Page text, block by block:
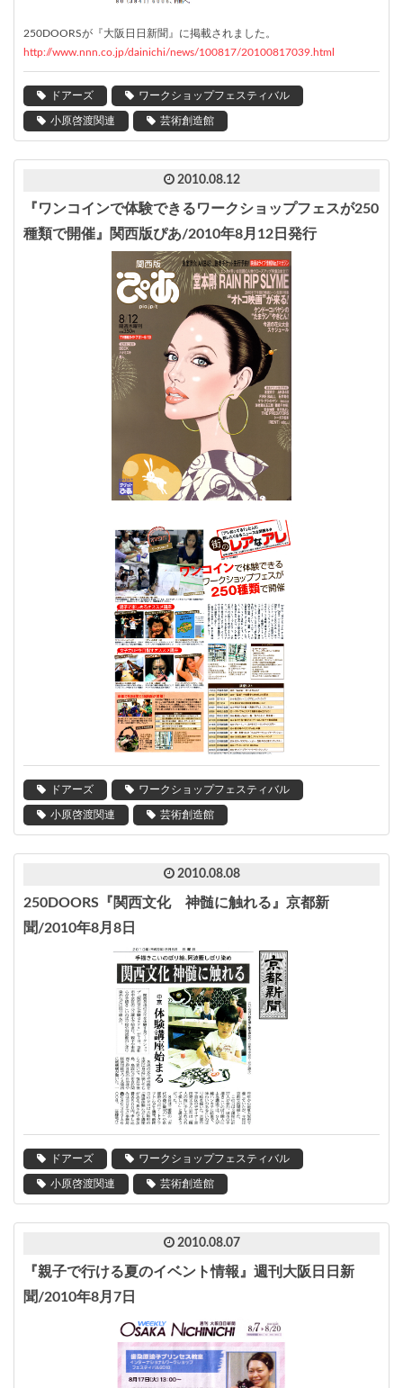
250DOORSが『大阪日日新聞』に掲載されました。
http://www.nnn.co.jp/dainichi/news/100817/20100817039.html
ドアーズ ワークショップフェスティバル
小原啓渡関連 芸術創造館
2010.08.12
『ワンコインで体験できるワークショップフェスが250
種類で開催』関西版ぴあ/2010年8月12日発行
ドアーズ ワークショップフェスティバル
小原啓渡関連 芸術創造館
2010.08.08
250DOORS『関西文化 神髄に触れる』京都新
聞/2010年8月8日
ドアーズ ワークショップフェスティバル
小原啓渡関連 芸術創造館
2010.08.07
『親子で行ける夏のイベント情報』週刊大阪日日新
聞/2010年8月7日